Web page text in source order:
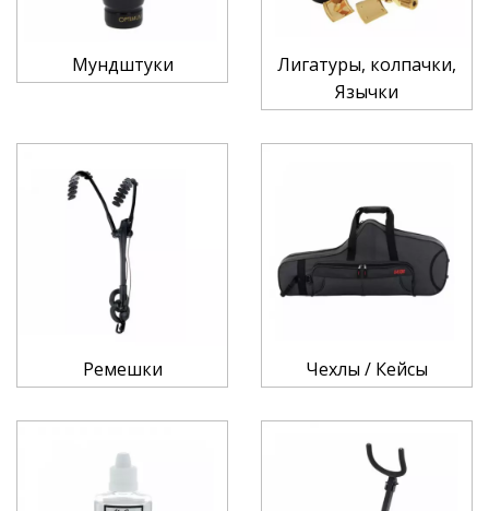
Мундштуки
Лигатуры, колпачки,
Язычки
Ремешки Чехлы / Кейсы